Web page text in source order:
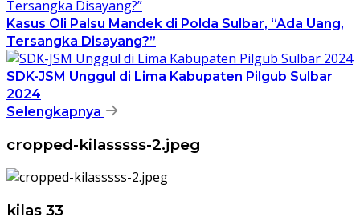
Kasus Oli Palsu Mandek di Polda Sulbar, “Ada Uang,
Tersangka Disayang?”
SDK-JSM Unggul di Lima Kabupaten Pilgub Sulbar
2024
Selengkapnya
cropped-kilasssss-2.jpeg
kilas 33